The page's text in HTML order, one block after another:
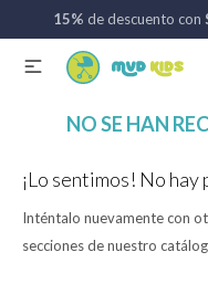
15% de descuento con

NO SE HAN
¡Lo sentimos! No
Inténtalo nuevamente con
secciones de nuestro
Coches de bebé